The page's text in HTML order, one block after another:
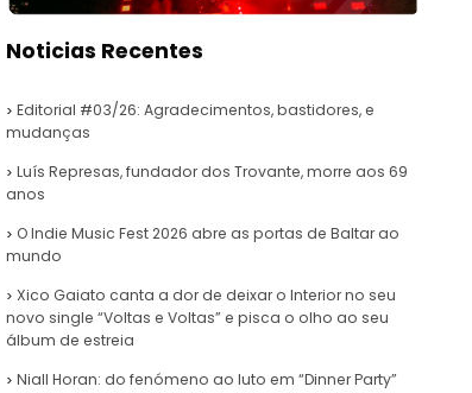
Noticias Recentes
Editorial #03/26: Agradecimentos, bastidores, e
mudanças
Luís Represas, fundador dos Trovante, morre aos 69
anos
O Indie Music Fest 2026 abre as portas de Baltar ao
mundo
Xico Gaiato canta a dor de deixar o Interior no seu
novo single “Voltas e Voltas” e pisca o olho ao seu
álbum de estreia
Niall Horan: do fenómeno ao luto em “Dinner Party”